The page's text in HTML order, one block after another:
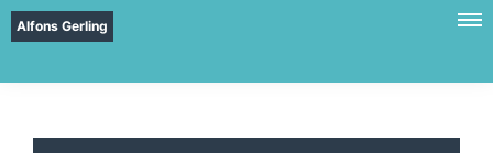
Alfons Gerling